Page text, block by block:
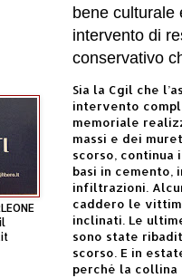
bene culturale
intervento di
conservativo
Sia la Cgil che
intervento
memoriale
massi e dei
scorso, continua
basi in cemento,
infiltrazioni.
caddero le
inclinati. Le
sono state
scorso. E in
perché la collina